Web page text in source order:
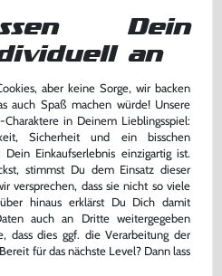
für MD1 / MS / SNES / NES / ATARI 2600 7800 / Jaguar / C64 / Sinclair, gebraucht
Pac-Man #Blacklabel V1
Modul, gebraucht
nur24,99 €
Warenkorb
Dein
an
aber keine Sorge, wir backen
auch Spaß machen würde! Unsere
in Deinem Lieblingsspiel:
Sicherheit und ein bisschen
Einkaufserlebnis einzigartig ist.
stimmst Du dem Einsatz dieser
versprechen, dass sie nicht so viele
hinaus erklärst Du Dich damit
auch an Dritte weitergegeben
dass dies ggf. die Verarbeitung der
für das nächste Level? Dann lass